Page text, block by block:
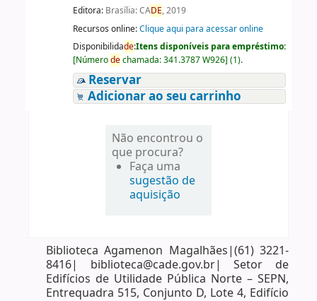
Editora: Brasília: CADE, 2019
Recursos online:Clique aqui para acessar online
Disponibilidade:Itens disponíveis para empréstimo:
[Númerodechamada:341.3787 W926] (1).
Reservar
Adicionar ao seu carrinho
Não encontrou o
que procura?
Faça uma
sugestão de
aquisição
Biblioteca Agamenon Magalhães|(61) 3221-
8416| biblioteca@cade.gov.br| Setor de
Edifícios de Utilidade Pública Norte – SEPN,
Entrequadra 515, Conjunto D, Lote 4, Edifício